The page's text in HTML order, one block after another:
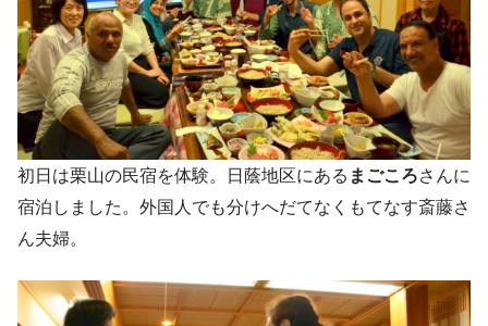
初日は栗山の民宿を体験。日蔭地区にある まごころさんに
宿泊しました。外国人でも分けへだてなくもてなす斎藤さ
ん夫婦。